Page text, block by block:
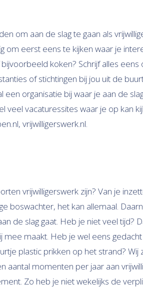
om aan de slag te gaan als
om eerst eens te kijken waar je
koken? Schrijf alles eens
of stichtingen bij jou uit de
een organisatie bij waar je aan de
veel vacaturessites waar je op kan
vrijwilligerswerk.nl.
vrijwilligerswerk zijn? Van je
boswachter, het kan allemaal.
de slag gaat. Heb je niet veel tijd?
maakt. Heb je wel eens gedacht
plastic prikken op het strand? Wij
aantal momenten per jaar aan
Zo heb je niet wekelijks de